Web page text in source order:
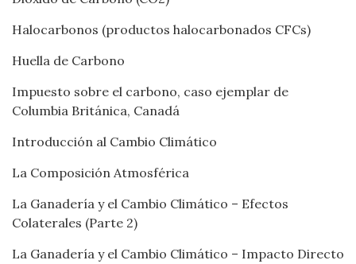
Halocarbonos (productos halocarbonados CFCs)
Huella de Carbono
Impuesto sobre el carbono, caso ejemplar de
Columbia Británica, Canadá
Introducción al Cambio Climático
La Composición Atmosférica
La Ganadería y el Cambio Climático – Efectos
Colaterales (Parte 2)
La Ganadería y el Cambio Climático – Impacto Directo